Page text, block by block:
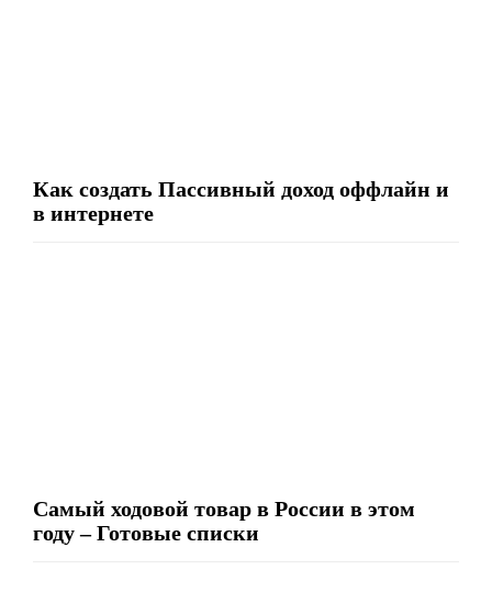
Как создать Пассивный доход оффлайн и
в интернете
Самый ходовой товар в России в этом
году – Готовые списки